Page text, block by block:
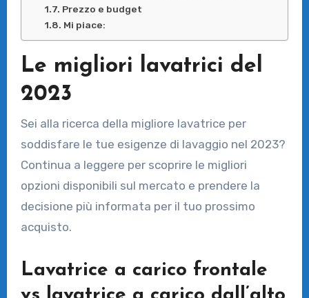
Prezzo e budget
Mi piace:
Le migliori lavatrici del
2023
Sei alla ricerca della migliore lavatrice per
soddisfare le tue esigenze di lavaggio nel 2023?
Continua a leggere per scoprire le migliori
opzioni disponibili sul mercato e prendere la
decisione più informata per il tuo prossimo
acquisto.
Lavatrice a carico frontale